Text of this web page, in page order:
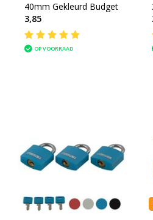
40mm Gekleurd Budget
3,85
OP VOORRAAD